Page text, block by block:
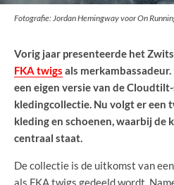
Fotografie: Jordan Hemingway voor On
Vorig jaar presenteerde het
FKA twigs als
een eigen versie van de
kledingcollectie. Nu volgt er een
kleding en schoenen, waarbij de
centraal staat.
De collectie is de uitkomst van
als FKA twigs gedeeld wordt.